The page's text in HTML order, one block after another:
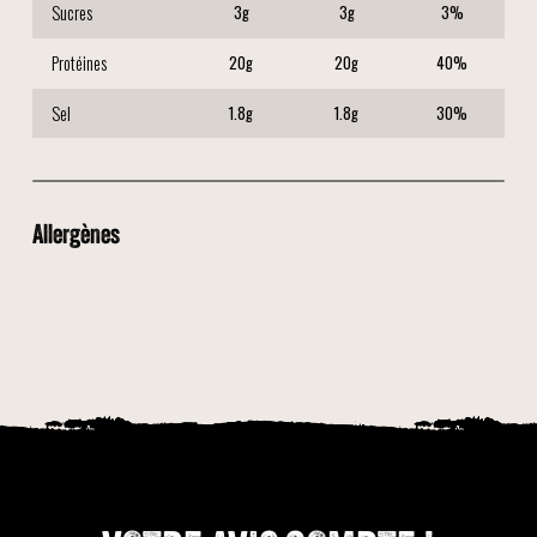
Sucres 3g 3g 3%
Protéines 20g 20g 40%
Sel 1.8g 1.8g 30%
Allergènes